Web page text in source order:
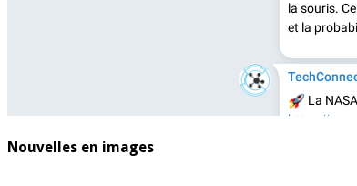
Nouvelles en images